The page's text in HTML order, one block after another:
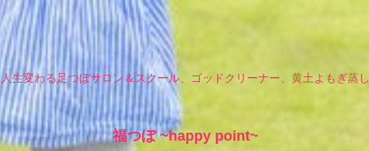
人生変わる足つぼサロン＆スクール、ゴッドクリーナー、黄土よもぎ蒸し
福つぼ ~happy point~